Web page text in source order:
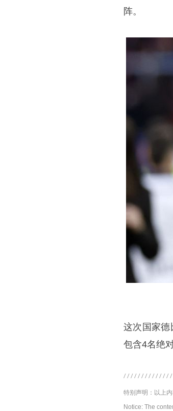
阵。
这次国家德
包含4名绝
特别声明：以上
Notice: The